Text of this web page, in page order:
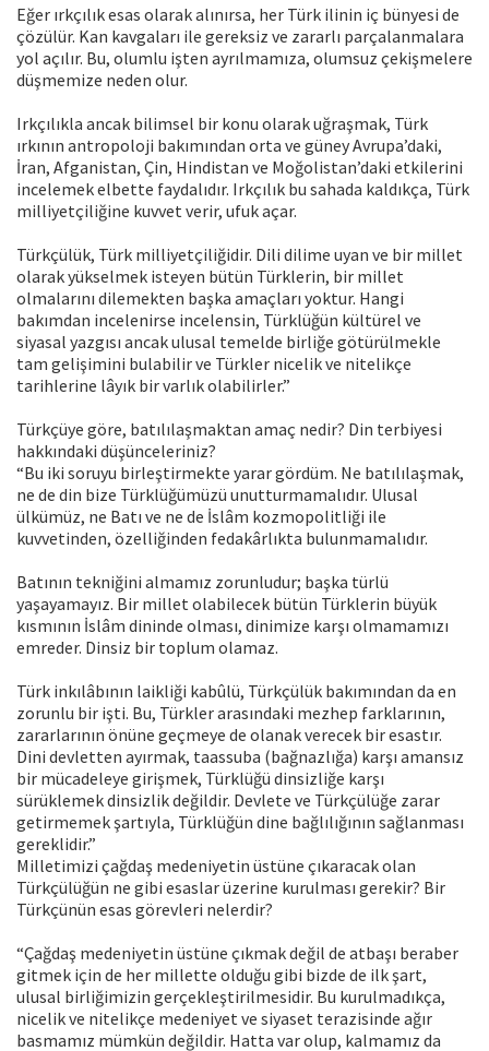
Eğer ırkçılık esas olarak alınırsa, her Türk ilinin iç bünyesi de
çözülür. Kan kavgaları ile gereksiz ve zararlı parçalanmalara
yol açılır. Bu, olumlu işten ayrılmamıza, olumsuz çekişmelere
düşmemize neden olur.
Irkçılıkla ancak bilimsel bir konu olarak uğraşmak, Türk
ırkının antropoloji bakımından orta ve güney Avrupa’daki,
İran, Afganistan, Çin, Hindistan ve Moğolistan’daki etkilerini
incelemek elbette faydalıdır. Irkçılık bu sahada kaldıkça, Türk
milliyetçiliğine kuvvet verir, ufuk açar.
Türkçülük, Türk milliyetçiliğidir. Dili dilime uyan ve bir millet
olarak yükselmek isteyen bütün Türklerin, bir millet
olmalarını dilemekten başka amaçları yoktur. Hangi
bakımdan incelenirse incelensin, Türklüğün kültürel ve
siyasal yazgısı ancak ulusal temelde birliğe götürülmekle
tam gelişimini bulabilir ve Türkler nicelik ve nitelikçe
tarihlerine lâyık bir varlık olabilirler.”
Türkçüye göre, batılılaşmaktan amaç nedir? Din terbiyesi
hakkındaki düşünceleriniz?
“Bu iki soruyu birleştirmekte yarar gördüm. Ne batılılaşmak,
ne de din bize Türklüğümüzü unutturmamalıdır. Ulusal
ülkümüz, ne Batı ve ne de İslâm kozmopolitliği ile
kuvvetinden, özelliğinden fedakârlıkta bulunmamalıdır.
Batının tekniğini almamız zorunludur; başka türlü
yaşayamayız. Bir millet olabilecek bütün Türklerin büyük
kısmının İslâm dininde olması, dinimize karşı olmamamızı
emreder. Dinsiz bir toplum olamaz.
Türk inkılâbının laikliği kabûlü, Türkçülük bakımından da en
zorunlu bir işti. Bu, Türkler arasındaki mezhep farklarının,
zararlarının önüne geçmeye de olanak verecek bir esastır.
Dini devletten ayırmak, taassuba (bağnazlığa) karşı amansız
bir mücadeleye girişmek, Türklüğü dinsizliğe karşı
sürüklemek dinsizlik değildir. Devlete ve Türkçülüğe zarar
getirmemek şartıyla, Türklüğün dine bağlılığının sağlanması
gereklidir.”
Milletimizi çağdaş medeniyetin üstüne çıkaracak olan
Türkçülüğün ne gibi esaslar üzerine kurulması gerekir? Bir
Türkçünün esas görevleri nelerdir?
“Çağdaş medeniyetin üstüne çıkmak değil de atbaşı beraber
gitmek için de her millette olduğu gibi bizde de ilk şart,
ulusal birliğimizin gerçekleştirilmesidir. Bu kurulmadıkça,
nicelik ve nitelikçe medeniyet ve siyaset terazisinde ağır
basmamız mümkün değildir. Hatta var olup, kalmamız da